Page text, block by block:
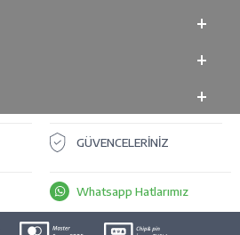
GÜVENCELERİNİZ
Whatsapp Hatlarımız